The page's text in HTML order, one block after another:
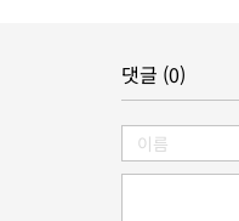
댓글 (0)